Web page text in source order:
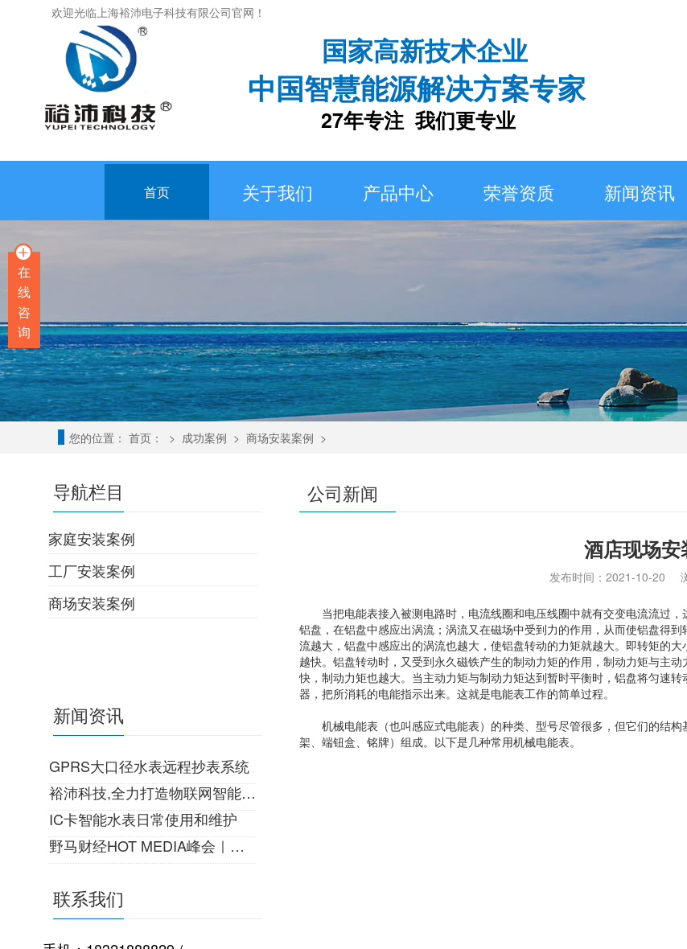
国家高新技术企业
中国智慧能源解决方案专家
27年专注 我们更专业
欢迎光临上海裕沛电子科技有限公司官网！
首页 关于我们 产品中心 荣誉资质 新闻资讯
您的位置： 首页： > 成功案例 > 商场安装案例 >
家庭安装案例
工厂安装案例
商场安装案例
导航栏目
酒店现场安
发布时间： 2021-10-20
当把电能表接入被测电路时，电流线圈和电压线圈中就有交变电流流过，
铝盘，在铝盘中感应出涡流；涡流又在磁场中受到力的作用，从而使铝盘得
流越大，铝盘中感应出的涡流也越大，使铝盘转动的力矩就越大。即转矩的
越快。铝盘转动时，又受到永久磁铁产生的制动力矩的作用，制动力矩与主
快，制动力矩也越大。当主动力矩与制动力矩达到暂时平衡时，铝盘将匀速
器，把所消耗的电能指示出来。这就是电能表工作的简单过程。
机械电能表（也叫感应式电能表）的种类、型号尽管很多，但它们的结构
架、端钮盒、铭牌）组成。以下是几种常用机械电能表。
公司新闻
新闻资讯
GPRS大口径水表远程抄表系统
裕沛科技,全力打造物联网智能生活!
IC卡智能水表日常使用和维护
野马财经HOT MEDIA峰会｜一份来自22世纪的邀请
联系我们
在
线
咨
询